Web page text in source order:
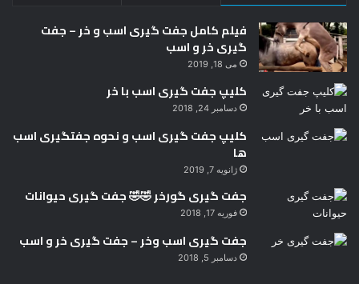
فیلم کامل جفت گیری اسب و خر – جفت
گیری خر و اسب
می 18, 2019
کلیپ جفت گیری اسب با خر
دسامبر 24, 2018
کلیپ جفت گیری اسب و نحوه جفتگیری اسب
ها
ژانویه 7, 2019
جفت گیری گورخر 🤣🤣 جفت گیری حیوانات
فوریه 17, 2018
جفت گیری اسب وخر – جفت گیری خر و اسب
دسامبر 5, 2018